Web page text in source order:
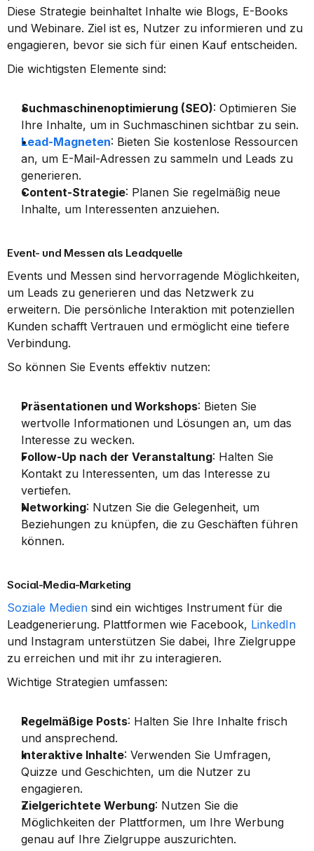
Diese Strategie beinhaltet Inhalte wie Blogs, E-Books
und Webinare. Ziel ist es, Nutzer zu informieren und zu
engagieren, bevor sie sich für einen Kauf entscheiden.
Die wichtigsten Elemente sind:
Suchmaschinenoptimierung (SEO): Optimieren Sie
Ihre Inhalte, um in Suchmaschinen sichtbar zu sein.
Lead-Magneten: Bieten Sie kostenlose Ressourcen
an, um E-Mail-Adressen zu sammeln und Leads zu
generieren.
Content-Strategie: Planen Sie regelmäßig neue
Inhalte, um Interessenten anzuiehen.
Event- und Messen als Leadquelle
Events und Messen sind hervorragende Möglichkeiten,
um Leads zu generieren und das Netzwerk zu
erweitern. Die persönliche Interaktion mit potenziellen
Kunden schafft Vertrauen und ermöglicht eine tiefere
Verbindung.
So können Sie Events effektiv nutzen:
Präsentationen und Workshops: Bieten Sie
wertvolle Informationen und Lösungen an, um das
Interesse zu wecken.
Follow-Up nach der Veranstaltung: Halten Sie
Kontakt zu Interessenten, um das Interesse zu
vertiefen.
Networking: Nutzen Sie die Gelegenheit, um
Beziehungen zu knüpfen, die zu Geschäften führen
können.
Social-Media-Marketing
Soziale Medien sind ein wichtiges Instrument für die
Leadgenerierung. Plattformen wie Facebook, LinkedIn
und Instagram unterstützen Sie dabei, Ihre Zielgruppe
zu erreichen und mit ihr zu interagieren.
Wichtige Strategien umfassen:
Regelmäßige Posts: Halten Sie Ihre Inhalte frisch
und ansprechend.
Interaktive Inhalte: Verwenden Sie Umfragen,
Quizze und Geschichten, um die Nutzer zu
engagieren.
Zielgerichtete Werbung: Nutzen Sie die
Möglichkeiten der Plattformen, um Ihre Werbung
genau auf Ihre Zielgruppe auszurichten.